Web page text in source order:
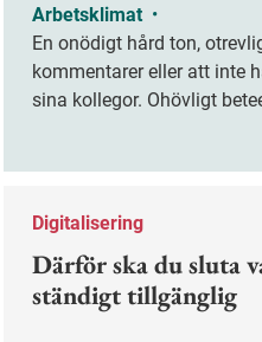
Arbetsklimat •
En onödigt hård ton,
kommentarer eller att inte
sina kollegor. Ohövligt
förebygga ohövligt
Digitalisering
Därför ska du sluta
ständigt tillgänglig